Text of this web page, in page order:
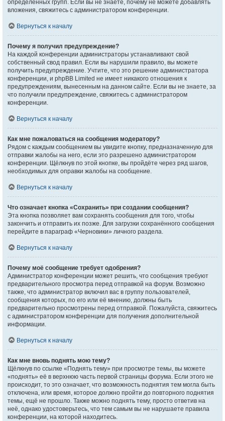
определённых групп. Если вы не знаете, почему не можете добавлять
вложения, свяжитесь с администратором конференции.
Вернуться к началу
Почему я получил предупреждение?
На каждой конференции администраторы устанавливают свой
собственный свод правил. Если вы нарушили правило, вы можете
получить предупреждение. Учтите, что это решение администратора
конференции, и phpBB Limited не имеет никакого отношения к
предупреждениям, вынесенным на данном сайте. Если вы не знаете, за
что получили предупреждение, свяжитесь с администратором
конференции.
Вернуться к началу
Как мне пожаловаться на сообщения модератору?
Рядом с каждым сообщением вы увидите кнопку, предназначенную для
отправки жалобы на него, если это разрешено администратором
конференции. Щёлкнув по этой кнопке, вы пройдёте через ряд шагов,
необходимых для оправки жалобы на сообщение.
Вернуться к началу
Что означает кнопка «Сохранить» при создании сообщения?
Эта кнопка позволяет вам сохранять сообщения для того, чтобы
закончить и отправить их позже. Для загрузки сохранённого сообщения
перейдите в параграф «Черновики» личного раздела.
Вернуться к началу
Почему моё сообщение требует одобрения?
Администратор конференции может решить, что сообщения требуют
предварительного просмотра перед отправкой на форум. Возможно
также, что администратор включил вас в группу пользователей,
сообщения которых, по его или её мнению, должны быть
предварительно просмотрены перед отправкой. Пожалуйста, свяжитесь
с администратором конференции для получения дополнительной
информации.
Вернуться к началу
Как мне вновь поднять мою тему?
Щёлкнув по ссылке «Поднять тему» при просмотре темы, вы можете
«поднять» её в верхнюю часть первой страницы форума. Если этого не
происходит, то это означает, что возможность поднятия тем могла быть
отключена, или время, которое должно пройти до повторного поднятия
темы, ещё не прошло. Также можно поднять тему, просто ответив на
неё, однако удостоверьтесь, что тем самым вы не нарушаете правила
конференции, на которой находитесь.